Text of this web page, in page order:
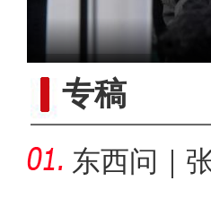
侨乡故
专稿
东西问｜